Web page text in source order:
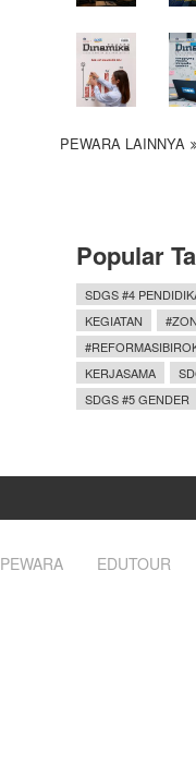
PEWARA LAINNYA
Popular
SDGS #4
KEGIATAN
KERJASAMA
SDGS #5 GENDER
PEWARA EDUTOUR